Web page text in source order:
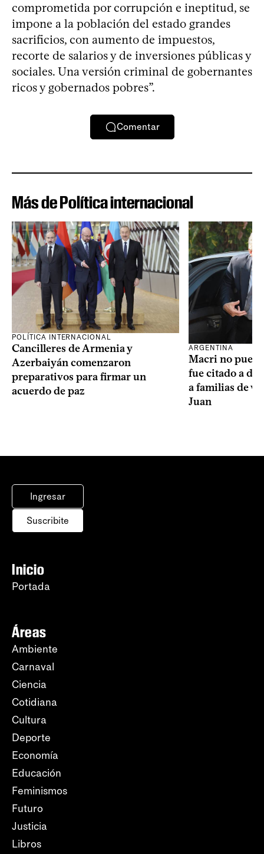
comprometida por corrupción e ineptitud, se
impone a la población del estado grandes
sacrificios, con aumento de impuestos,
recorte de salarios y de inversiones públicas y
sociales. Una versión criminal de gobernantes
ricos y gobernados pobres”.
Comentar
Más de Política internacional
POLÍTICA INTERNACIONAL
Cancilleres de Armenia y
Azerbaiyán comenzaron
preparativos para firmar un
acuerdo de paz
ARGENTINA
Macri no
fue citado a
a familias de
Juan
Ingresar
Suscribite
Inicio
Portada
Áreas
Ambiente
Carnaval
Ciencia
Cotidiana
Cultura
Deporte
Economía
Educación
Feminismos
Futuro
Justicia
Libros